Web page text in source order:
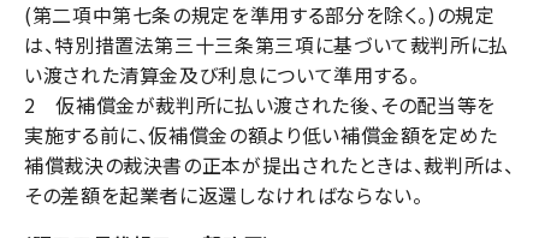
(第二項中第七条の規定を準用する部分を除く。)の規定
は、特別措置法第三十三条第三項に基づいて裁判所に払
い渡された清算金及び利息について準用する。
2 仮補償金が裁判所に払い渡された後、その配当等を
実施する前に、仮補償金の額より低い補償金額を定めた
補償裁決の裁決書の正本が提出されたときは、裁判所は、
その差額を起業者に返還しなければならない。